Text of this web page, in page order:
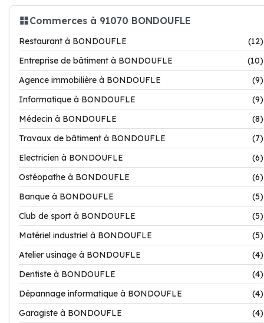
Commerces à 91070 BONDOUFLE
Restaurant à BONDOUFLE
(12)
Entreprise de bâtiment à BONDOUFLE
(10)
Agence immobilière à BONDOUFLE
(9)
Informatique à BONDOUFLE
(9)
Médecin à BONDOUFLE
(8)
Travaux de bâtiment à BONDOUFLE
(7)
Electricien à BONDOUFLE
(6)
Ostéopathe à BONDOUFLE
(6)
Banque à BONDOUFLE
(5)
Club de sport à BONDOUFLE
(5)
Matériel industriel à BONDOUFLE
(5)
Atelier usinage à BONDOUFLE
(4)
Dentiste à BONDOUFLE
(4)
Dépannage informatique à BONDOUFLE
(4)
Garagiste à BONDOUFLE
(4)